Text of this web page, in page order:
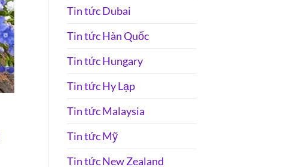
Tin tức Dubai
Tin tức Hàn Quốc
Tin tức Hungary
Tin tức Hy Lạp
Tin tức Malaysia
Tin tức Mỹ
Tin tức New Zealand